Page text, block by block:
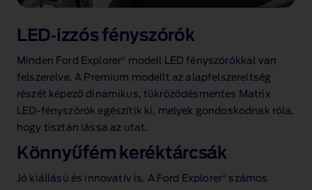
LED‑izzós fényszórók
Minden Ford Explorer
modell LED fényszórókkal van
felszerelve. A Premium modellt az alapfelszereltség
részét képező dinamikus, tükröződésmentes Matrix
LED‑fényszórók egészítik ki, melyek gondoskodnak róla,
hogy tisztán lássa az utat.
Könnyűfém keréktárcsák
Jó kiállású és innovatív is. A Ford Explorer
számos